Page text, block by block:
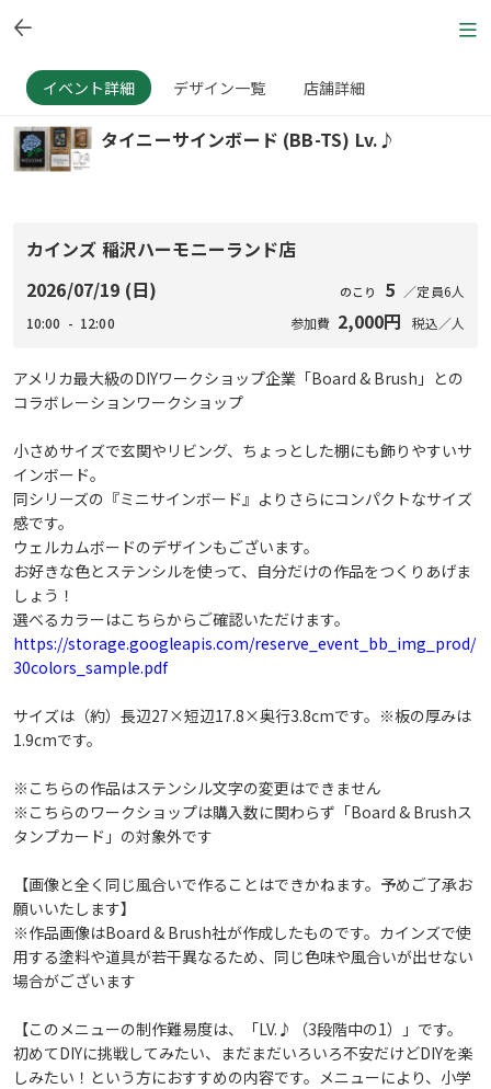
イベント詳細 デザイン一覧 店舗詳細
タイニーサインボード (BB-TS) Lv.♪
カインズ 稲沢ハーモニーランド店
2026/07/19 (日)
10:00 - 12:00
のこり 5 ／定員6人
参加費 2,000円 税込／人
アメリカ最大級のDIYワークショップ企業「Board & Brush」との
コラボレーションワークショップ
小さめサイズで玄関やリビング、ちょっとした棚にも飾りやすいサ
インボード。
同シリーズの『ミニサインボード』よりさらにコンパクトなサイズ
感です。
ウェルカムボードのデザインもございます。
お好きな色とステンシルを使って、自分だけの作品をつくりあげま
しょう！
選べるカラーはこちらからご確認いただけます。
https://storage.googleapis.com/reserve_event_bb_img_prod/
30colors_sample.pdf
サイズは（約）長辺27×短辺17.8×奥行3.8cmです。※板の厚みは
1.9cmです。
※こちらの作品はステンシル文字の変更はできません
※こちらのワークショップは購入数に関わらず「Board & Brushス
タンプカード」の対象外です
【画像と全く同じ風合いで作ることはできかねます。予めご了承お
願いいたします】
※作品画像はBoard & Brush社が作成したものです。カインズで使
用する塗料や道具が若干異なるため、同じ色味や風合いが出せない
場合がございます
【このメニューの制作難易度は、「LV.♪（3段階中の1）」です。
初めてDIYに挑戦してみたい、まだまだいろいろ不安だけどDIYを楽
しみたい！という方におすすめの内容です。メニューにより、小学
戻る このデザインで予約へ進む